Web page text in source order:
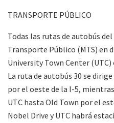
TRANSPORTE PÚBLICO
Todas las rutas de autobús
Transporte Público (MTS) en
University Town Center
La ruta de autobús 30 se
por el oeste de la I-5,
UTC hasta Old Town por el
Nobel Drive y UTC habrá